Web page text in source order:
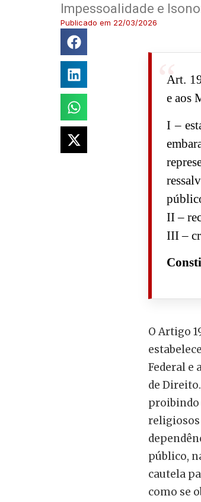
Impessoalidade e
Publicado em 22/03/2026
Art.
e aos
I –
II –
III –
O Artigo
Federal e
de
proibindo
religiosos
público,
cautela
como se